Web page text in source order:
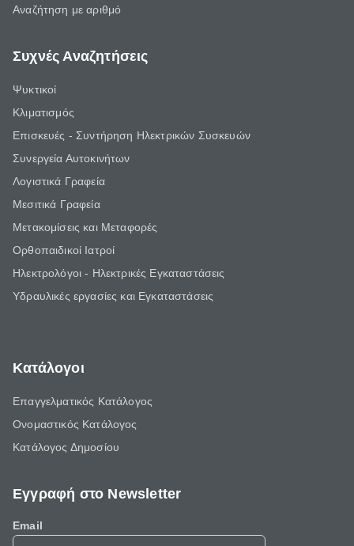
Αναζήτηση με αριθμό
Συχνές Αναζητήσεις
Ψυκτικοί
Κλιματισμός
Επισκευές - Συντήρηση Ηλεκτρικών Συσκευών
Συνεργεία Αυτοκινήτων
Λογιστικά Γραφεία
Μεσιτικά Γραφεία
Μετακομίσεις και Μεταφορές
Ορθοπαιδικοί Ιατροί
Ηλεκτρολόγοι - Ηλεκτρικές Εγκαταστάσεις
Υδραυλικές εργασίες και Εγκαταστάσεις
Κατάλογοι
Επαγγελματικός Κατάλογος
Ονομαστικός Κατάλογος
Κατάλογος Δημοσίου
Εγγραφή στο Newsletter
Email